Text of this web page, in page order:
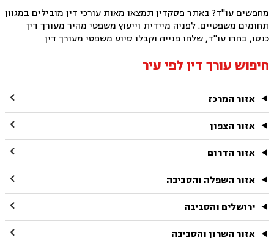
מחפשים עו"ד? באתר פסקדין תמצאו מאות עורכי דין מובילים במגוון
תחומים משפטיים. לפניה מיידית וייעוץ משפטי מהיר מעורך דין
כנסו, בחרו עו"ד, שלחו פנייה וקבלו סיוע משפטי מעורך דין
חיפוש עורך דין לפי עיר
אזור המרכז 
אזור הצפון 
אזור הדרום 
אזור השפלה והסביבה 
ירושלים והסביבה 
אזור השרון והסביבה 